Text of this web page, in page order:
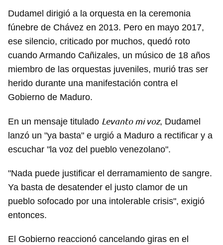
iniciar sesión con tu cuenta de 14ymedio.
INICIAR SESIÓN CANCELAR
Dudamel dirigió a la orquesta en la ceremonia
fúnebre de Chávez en 2013. Pero en mayo 2017,
ese silencio, criticado por muchos, quedó roto
cuando Armando Cañizales, un músico de 18 años
miembro de las orquestas juveniles, murió tras ser
herido durante una manifestación contra el
Gobierno de Maduro.
En un mensaje titulado Levanto mi voz, Dudamel
lanzó un "ya basta" e urgió a Maduro a rectificar y a
escuchar "la voz del pueblo venezolano".
"Nada puede justificar el derramamiento de sangre.
Ya basta de desatender el justo clamor de un
pueblo sofocado por una intolerable crisis", exigió
entonces.
El Gobierno reaccionó cancelando giras en el